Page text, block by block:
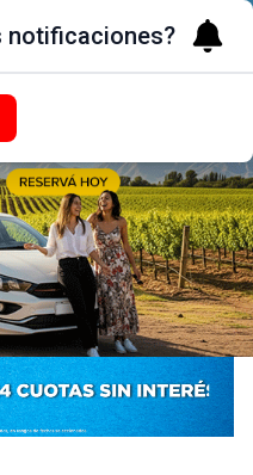
notificaciones?